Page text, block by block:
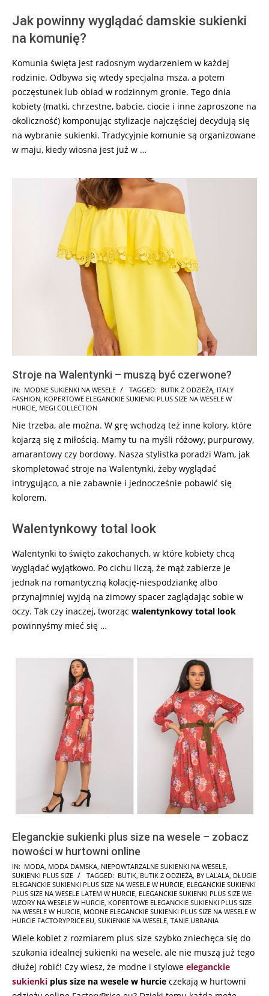
Jak powinny wyglądać damskie sukienki
na komunię?
Komunia święta jest radosnym wydarzeniem w każdej
rodzinie. Odbywa się wtedy specjalna msza, a potem
poczęstunek lub obiad w rodzinnym gronie. Tego dnia
kobiety (matki, chrzestne, babcie, ciocie i inne zaproszone na
okoliczność) komponując stylizacje najczęściej decydują się
na wybranie sukienki. Tradycyjnie komunie są organizowane
w maju, kiedy wiosna jest już w …
Stroje na Walentynki – muszą być czerwone?
2024-
01-
IN: MODNE SUKIENKI NA WESELE TAGGED: BUTIK Z ODZIEŻĄ, ITALY
FASHION, KOPERTOWE ELEGANCKIE SUKIENKI PLUS SIZE NA WESELE W
HURCIE, MEGI COLLECTION
Nie trzeba, ale można. W grę wchodzą też inne kolory, które
kojarzą się z miłością. Mamy tu na myśli różowy, purpurowy,
amarantowy czy bordowy. Nasza stylistka poradzi Wam, jak
skompletować stroje na Walentynki, żeby wyglądać
intrygująco, a nie zabawnie i jednocześnie pobawić się
kolorem.
Walentynkowy total look
Walentynki to święto zakochanych, w które kobiety chcą
wyglądać wyjątkowo. Po cichu liczą, że mąż zabierze je
jednak na romantyczną kolację-niespodziankę albo
przynajmniej wyjdą na zimowy spacer zaglądając sobie w
oczy. Tak czy inaczej, tworząc walentynkowy total look
powinnyśmy mieć się …
Eleganckie sukienki plus size na wesele – zobacz
nowości w hurtowni online
2023-
05-
02
IN: MODA, MODA DAMSKA, NIEPOWTARZALNE SUKIENKI NA WESELE,
SUKIENKI PLUS SIZE
TAGGED: BUTIK, BUTIK Z ODZIEŻĄ, BY LALALA, DŁUGIE
ELEGANCKIE SUKIENKI PLUS SIZE NA WESELE W HURCIE, ELEGANCKIE SUKIENKI
PLUS SIZE NA WESELE LATEM W HURCIE, ELEGANCKIE SUKIENKI PLUS SIZE WE
WZORY NA WESELE W HURCIE, KOPERTOWE ELEGANCKIE SUKIENKI PLUS SIZE
NA WESELE W HURCIE, MODNE ELEGANCKIE SUKIENKI PLUS SIZE NA WESELE W
HURCIE FACTORYPRICE.EU, SUKIENKIE NA WESELE, TANIE UBRANIA
Wiele kobiet z rozmiarem plus size szybko zniechęca się do
szukania idealnej sukienki na wesele, ale nie muszą już tego
dłużej robić! Czy wiesz, że modne i stylowe eleganckie
sukienki plus size na wesele w hurcie czekają w hurtowni